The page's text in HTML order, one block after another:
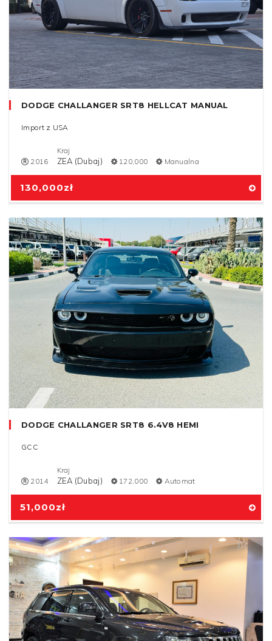
130,000zł
DODGE CHALLANGER SRT8 HELLCAT MANUAL
Import z USA
2016
Kraj
ZEA (Dubaj) 120,000 Manualna
51,000zł
DODGE CHALLANGER SRT8 6.4V8 HEMI
GCC
2014
Kraj
ZEA (Dubaj) 172,000 Automat